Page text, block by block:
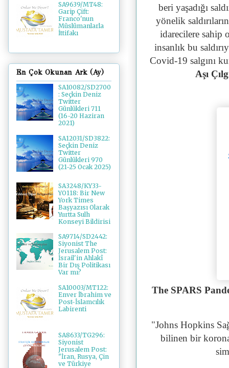
beri yaşadığı
yönelik
idarecilere sahip
insanlık bu
Covid-19 salgını
Aşı
The SPARS
"Johns Hopkins
bilinen bir
SA9639/MT48:
Garip Çift:
Franco'nun
Müslümanlarla
İttifakı
En Çok Okunan Ark (Ay)
SA10082/SD2700
: Seçkin Deniz
Twitter
Günlükleri 711
(16-20 Haziran
2021)
SA12031/SD3822:
Seçkin Deniz
Twitter
Günlükleri 970
(21-25 Ocak 2025)
SA3248/KY33-
YO118: Bir New
York Times
Başyazısı Olarak
Yurtta Sulh
Konseyi Bildirisi
SA9714/SD2442:
Siyonist The
Jerusalem Post:
İsrail'in Ahlakî
Bir Dış Politikası
Var mı?
SA10003/MT122:
Enver İbrahim ve
Post-İslamcılık
Labirenti
SA8633/TG296:
Siyonist
Jerusalem Post:
"İran, Rusya, Çin
ve Türkiye